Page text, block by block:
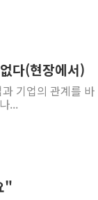
시, 11~14일 '별똥별
중·남부 동해안 시간
에서 일하던 90대
車 운전면허 기능시
다(현장에서)
기업의 관계를 바
...
"